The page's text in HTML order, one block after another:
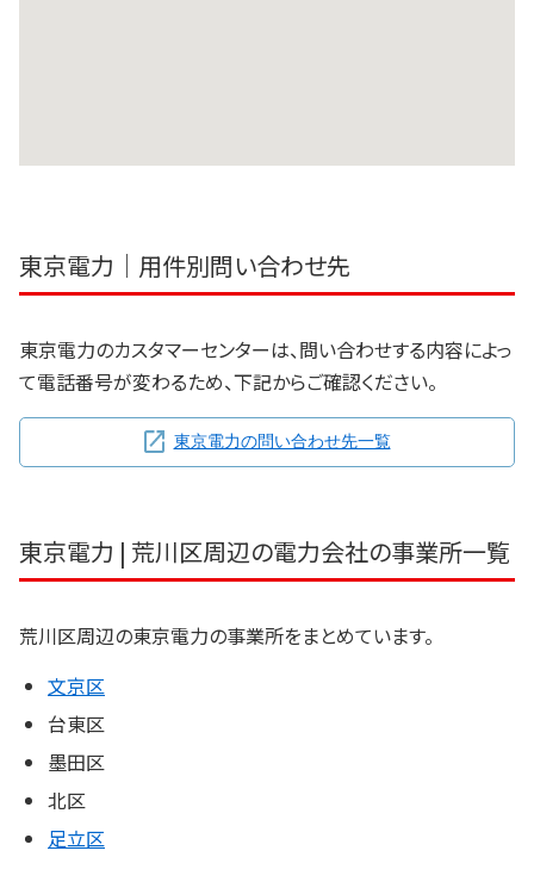
東京電力｜用件別問い合わせ先
東京電力のカスタマーセンターは、問い合わせする内容によっ
て電話番号が変わるため、下記からご確認ください。
東京電力の問い合わせ先一覧
東京電力 | 荒川区周辺の電力会社の事業所一覧
荒川区周辺の東京電力の事業所をまとめています。
文京区
台東区
墨田区
北区
足立区